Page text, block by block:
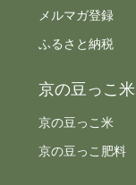
メルマガ登録
ふるさと納税
京の豆っこ米
京の豆っこ米
京の豆っこ肥料